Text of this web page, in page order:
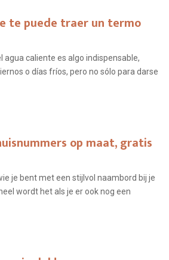
te puede traer un termo
agua caliente es algo indispensable,
o días fríos, pero no sólo para darse
op maat, gratis
je bent met een stijlvol naambord bij je
wordt het als je er ook nog een